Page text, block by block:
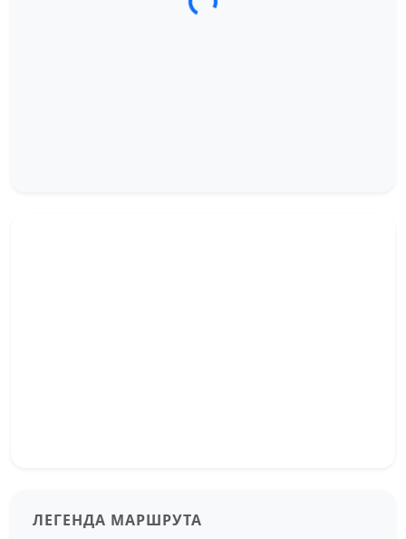
Загрузка трека...
ЛЕГЕНДА МАРШРУТА